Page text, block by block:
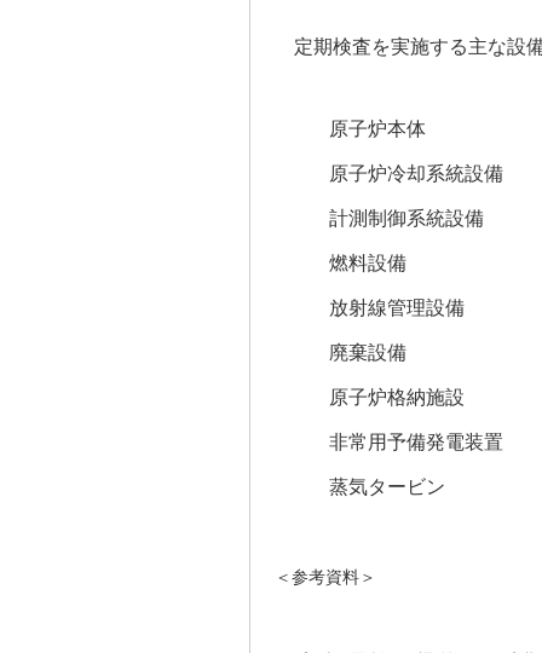
定期検査を実施する主な設
原子炉本体
原子炉冷却系統設備
計測制御系統設備
燃料設備
放射線管理設備
廃棄設備
原子炉格納施設
非常用予備発電装置
蒸気タービン
＜参考資料＞